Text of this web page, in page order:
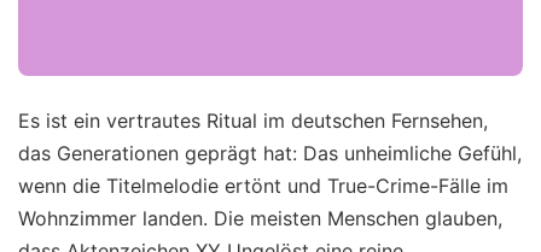
Es ist ein vertrautes Ritual im deutschen Fernsehen,
das Generationen geprägt hat: Das unheimliche Gefühl,
wenn die Titelmelodie ertönt und True-Crime-Fälle im
Wohnzimmer landen. Die meisten Menschen glauben,